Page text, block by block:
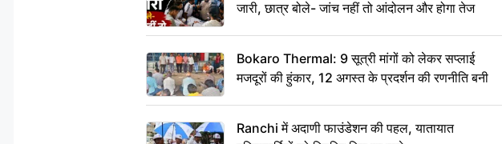
जारी, छात्र बोले- जांच नहीं तो आंदोलन और होगा तेज
Bokaro Thermal: 9 सूत्री मांगों को लेकर सप्लाई
मजदूरों की हुंकार, 12 अगस्त के प्रदर्शन की रणनीति बनी
Ranchi में अदाणी फाउंडेशन की पहल, यातायात